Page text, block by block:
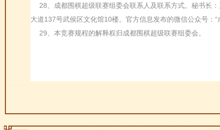
28、成都围棋超级联赛组委会联系人及联系方式。秘书长
大道137号武侯区文化馆10楼。官方信息发布的微信公众号：“
29、本竞赛规程的解释权归成都围棋超级联赛组委会。